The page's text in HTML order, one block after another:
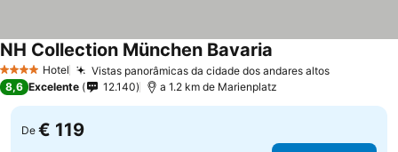
4 EstrelasHotel Vistas panorâmicas da cidade dos andares altos
NH Collection München Bavaria
8,6 Excelente 12.140 a 1.2 km de Marienplatz
De € 119